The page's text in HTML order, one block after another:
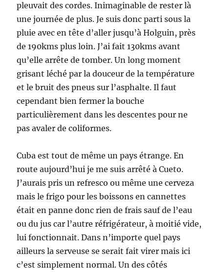
pleuvait des cordes. Inimaginable de rester là
une journée de plus. Je suis donc parti sous la
pluie avec en tête d’aller jusqu’à Holguin, près
de 190kms plus loin. J’ai fait 130kms avant
qu’elle arrête de tomber. Un long moment
grisant léché par la douceur de la température
et le bruit des pneus sur l’asphalte. Il faut
cependant bien fermer la bouche
particulièrement dans les descentes pour ne
pas avaler de coliformes.
Cuba est tout de même un pays étrange. En
route aujourd’hui je me suis arrêté à Cueto.
J’aurais pris un refresco ou même une cerveza
mais le frigo pour les boissons en cannettes
était en panne donc rien de frais sauf de l’eau
ou du jus car l’autre réfrigérateur, à moitié vide,
lui fonctionnait. Dans n’importe quel pays
ailleurs la serveuse se serait fait virer mais ici
c’est simplement normal. Un des côtés